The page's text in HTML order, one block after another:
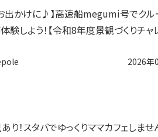
出かけに♪】高速船megumi号でクル
験しよう！【令和8年度景観づくりチャ
2026年
り！スタバでゆっくりママカフェしま